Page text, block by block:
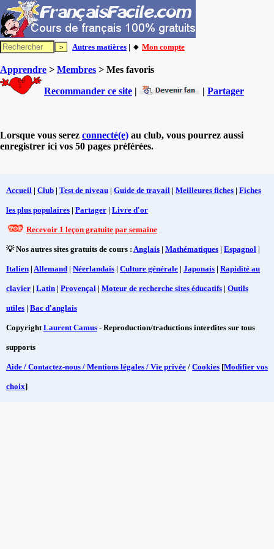
Autres matières | 🔸 Mon compte
Apprendre > Membres > Mes favoris
Recommander ce site | | Partager
Lorsque vous serez connecté(e) au club, vous pourrez aussi
enregistrer ici vos 50 pages préférées.
Accueil | Club | Test de niveau | Guide de travail | Meilleures fiches | Fiches
les plus populaires | Partager | Livre d'or
Recevoir 1 leçon gratuite par semaine
💡 Nos autres sites gratuits de cours : Anglais | Mathématiques | Espagnol |
Italien | Allemand | Néerlandais | Culture générale | Japonais | Rapidité au
clavier | Latin | Provençal | Moteur de recherche sites éducatifs | Outils
utiles | Bac d'anglais
CopyrightLaurent Camus - Reproduction/traductions interdites sur tous
supports
Aide / Contactez-nous / Mentions légales / Vie privée / Cookies [Modifier vos
choix]